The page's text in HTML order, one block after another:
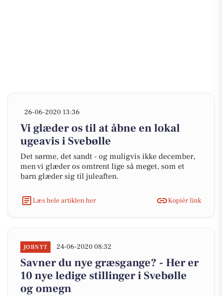
26-06-2020 13:36
Vi glæder os til at åbne en lokal
ugeavis i Svebølle
Det sørme, det sandt - og muligvis ikke december,
men vi glæder os omtrent lige så meget, som et
barn glæder sig til juleaften.
Læs hele artiklen her Kopiér link
JOBNYT 24-06-2020 08:32
Savner du nye græsgange? - Her er
10 nye ledige stillinger i Svebølle
og omegn